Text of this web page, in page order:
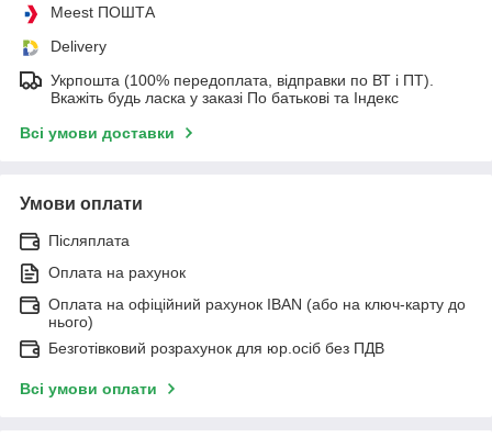
Meest ПОШТА
Delivery
Укрпошта (100% передоплата, відправки по ВТ і ПТ).
Вкажіть будь ласка у заказі По батькові та Індекс
Всі умови доставки
Умови оплати
Післяплата
Оплата на рахунок
Оплата на офіційний рахунок IBAN (або на ключ-карту до
нього)
Безготівковий розрахунок для юр.осіб без ПДВ
Всі умови оплати